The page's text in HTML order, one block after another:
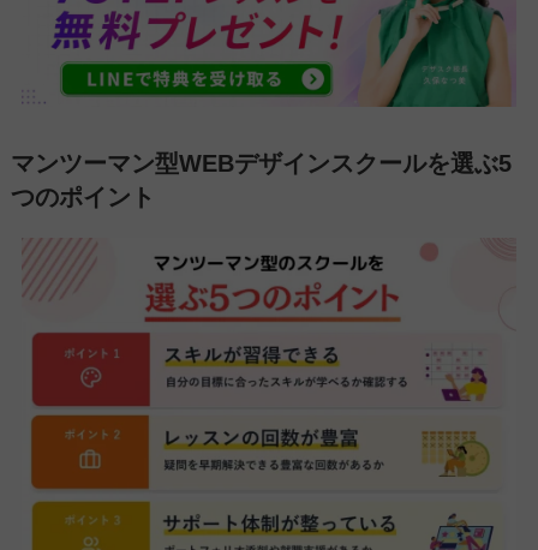
マンツーマン型WEBデザインスクールを選ぶ5
つのポイント